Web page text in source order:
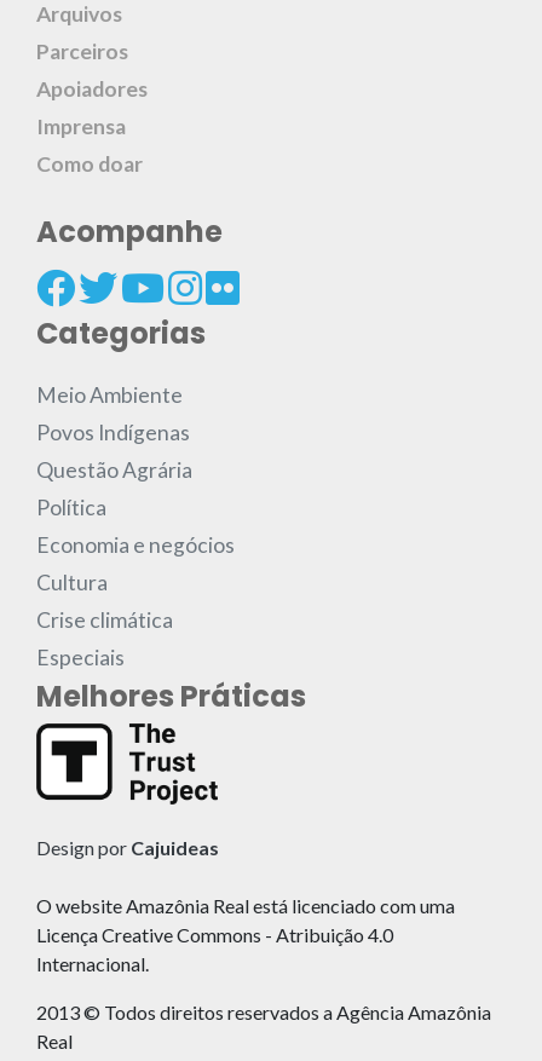
Arquivos
Parceiros
Apoiadores
Imprensa
Como doar
Acompanhe
Categorias
Meio Ambiente
Povos Indígenas
Questão Agrária
Política
Economia e negócios
Cultura
Crise climática
Especiais
Melhores Práticas
Design por Cajuideas
O website Amazônia Real está licenciado com uma
Licença Creative Commons - Atribuição 4.0
Internacional.
2013 © Todos direitos reservados a Agência Amazônia
Real